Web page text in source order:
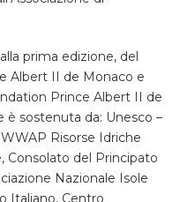
prima edizione, del
Albert II de Monaco e
Prince Albert II de
è sostenuta da: Unesco –
Risorse Idriche
Consolato del Principato
Nazionale Isole
Italiano, Centro